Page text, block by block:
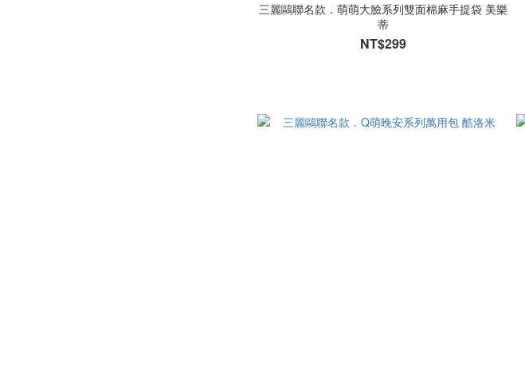
三麗鷗聯名款．萌萌大臉系列雙面棉麻手提袋 美樂
蒂
NT$299